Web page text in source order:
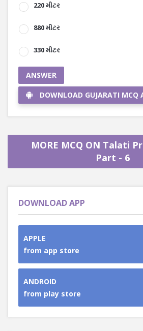
220 મીટર
880 મીટર
330 મીટર
ANSWER
DOWNLOAD GUJARATI MCQ
MORE MCQ ON Talati
Part - 6
DOWNLOAD APP
APPLE
from app store
ANDROID
from play store